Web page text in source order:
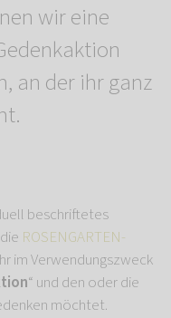
wir eine
an der ihr ganz
beschriftetes
ROSENGARTEN-
im Verwendungszweck
“ und den oder die
möchtet.